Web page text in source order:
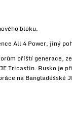
bloku.
All 4 Power, jiný
příští generace,
Tricastin. Rusko je
na Bangladéšské